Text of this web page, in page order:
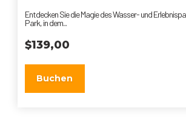
Entdecken Sie die Magie des Wasser- und
Park, in dem...
$139,00
Buchen